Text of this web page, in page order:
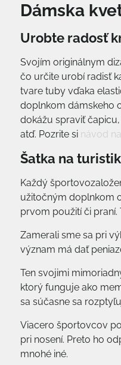
Dámska
Urobte radosť
Svojím originálnym
čo určite urobí radisť
tvare tuby vďaka
doplnkom dámskeho
dokážu spraviť
atď. Pozrite si návod
Šatka na
Každý
užitočným doplnkom
prvom použití či praní.
Zamerali sme sa pri
význam má dať
Ten svojimi
ktorý funguje ako
sa súčasne sa
Viacero športovcov
pri nosení. Preto ho
mnohé iné.